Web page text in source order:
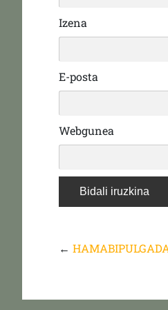
Izena
E-posta
Webgunea
←